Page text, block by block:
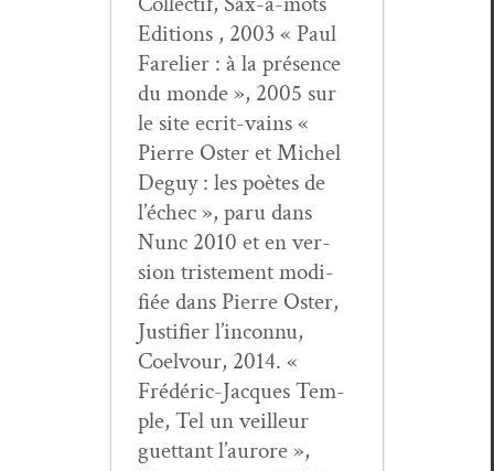
Edi­tions , 2003 « Paul
Fare­li­er : à la présence
du monde », 2005 sur
le site ecrit-vains «
Pierre Oster et Michel
Deguy : les poètes de
l’échec », paru dans
Nunc 2010 et en ver­
sion tris­te­ment mod­i­
fiée dans Pierre Oster,
Jus­ti­fi­er l’inconnu,
Coelvour, 2014. «
Frédéric-Jacques Tem­
ple, Tel un veilleur
guet­tant l’aurore »,